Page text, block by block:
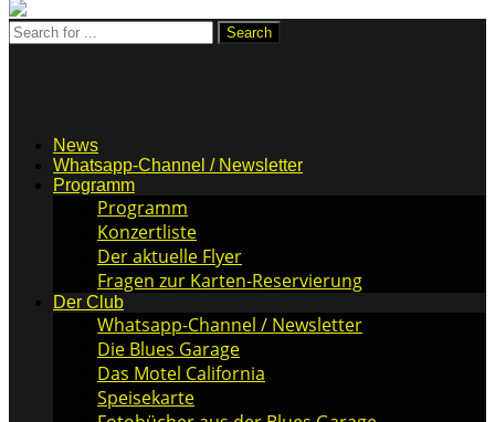
News
Whatsapp-Channel / Newsletter
Programm
Programm
Konzertliste
Der aktuelle Flyer
Fragen zur Karten-Reservierung
Der Club
Whatsapp-Channel / Newsletter
Die Blues Garage
Das Motel California
Speisekarte